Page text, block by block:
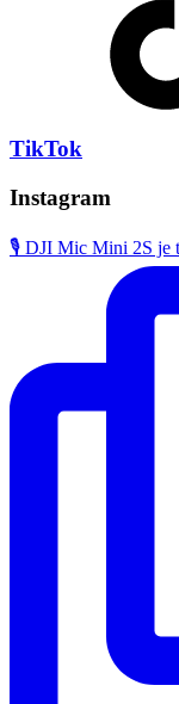
TikTok
Instagram
🎙️ DJI Mic Mini 2S je